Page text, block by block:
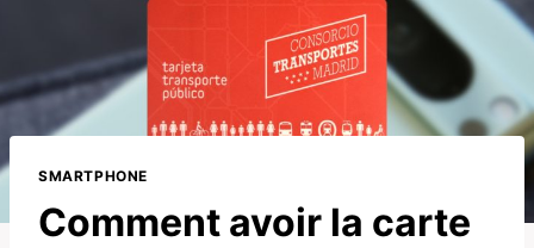
SMARTPHONE
Comment avoir la carte